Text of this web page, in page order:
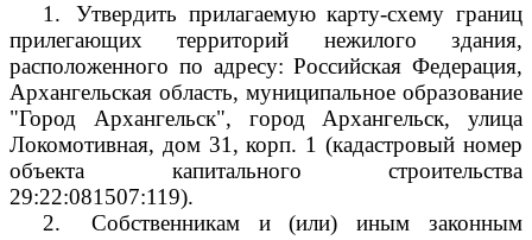
1.
Утвердить прилагаемую карту-схему границ
прилегающих территорий нежилого здания,
расположенного по адресу: Российская Федерация,
Архангельская область, муниципальное образование
"Город Архангельск", город Архангельск, улица
Локомотивная, дом 31, корп. 1 (кадастровый номер
объекта капитального строительства
29:22:081507:119).
2.
Собственникам и (или) иным законным